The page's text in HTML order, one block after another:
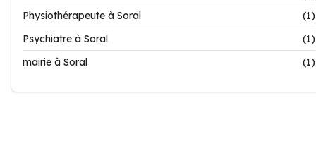
Physiothérapeute à Soral
(1)
Psychiatre à Soral
(1)
mairie à Soral
(1)